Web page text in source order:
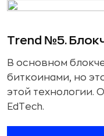
Trend №5.
В основном
биткоинами, но
этой технологии.
EdTech.